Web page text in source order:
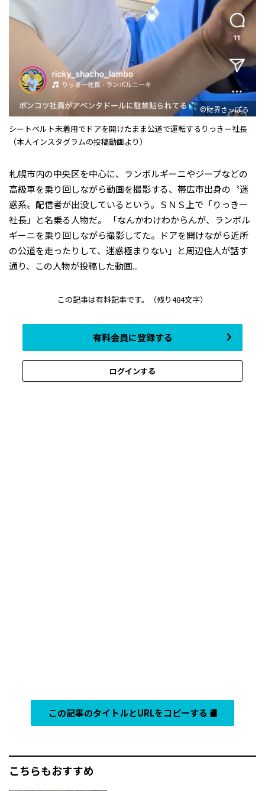
©財界さっぽろ
シートベルト未着用でドアを開けたまま公道で運転するりっきー社長
（本人インスタグラムの投稿動画より）
札幌市内の中央区を中心に、ランボルギーニやジープなどの
高級車を乗り回しながら動画を撮影する、帯広市出身の〝迷
惑系〟配信者が出没しているという。ＳＮＳ上で「りっきー
社長」と名乗る人物だ。 「なんかわけわからんが、ランボル
ギーニを乗り回しながら撮影してた。ドアを開けながら近所
の公道を走ったりして、迷惑極まりない」と周辺住人が話す
通り、この人物が投稿した動画...
この記事は有料記事です。 （残り484文字）
有料会員に登録する
ログインする
この記事のタイトルとURLをコピーする
こちらもおすすめ